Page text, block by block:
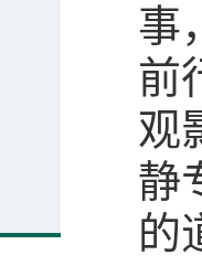
事
前
观
静
的